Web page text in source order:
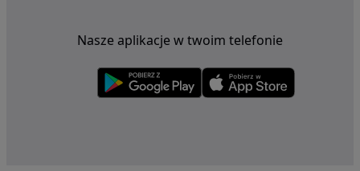
Nasze aplikacje w twoim telefonie